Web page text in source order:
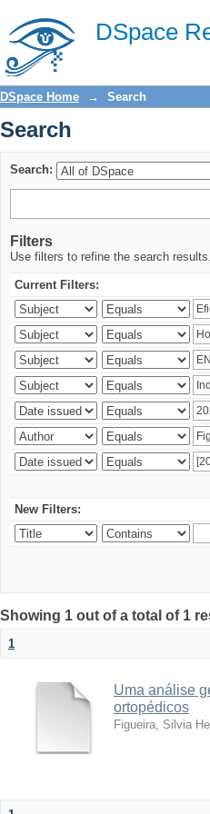
DSpace
Search
DSpace Home → Search
Search
Search:
Filters
Use filters to refine the search results.
Current Filters:
New Filters:
Showing 1 out of a total of 1
1
Uma análise
ortopédicos
Figueira, Silvia